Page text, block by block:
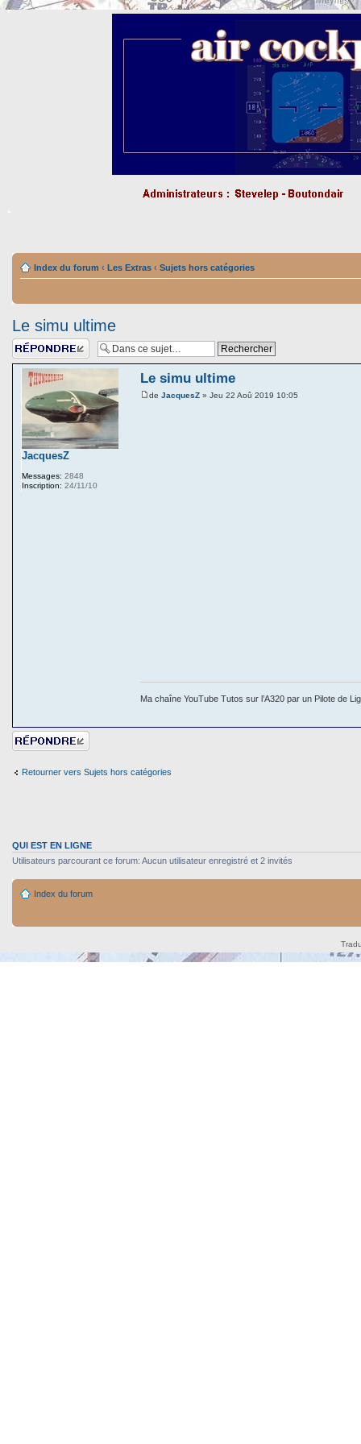
Index du forum ‹ Les Extras ‹ Sujets hors catégories
Le simu ultime
Répondre
Le simu ultime
deJacquesZ » Jeu 22 Aoû 2019 10:05
Ma chaîne YouTube Tutos sur l’A320 par un Pilote de
JacquesZ
Messages: 2848
Inscription: 24/11/10
Répondre
Retourner vers Sujets hors catégories
QUI EST EN LIGNE
Utilisateurs parcourant ce forum: Aucun utilisateur enregistré et 2 invités
Index du forum